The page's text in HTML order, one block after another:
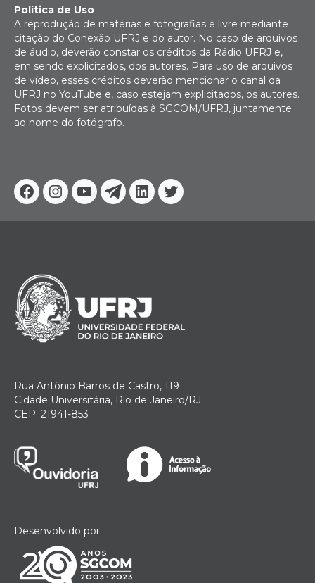
Facebook
Instagram
YoutubeTelegram
Linkedin
Twitter
Política de Uso
A reprodução de matérias e fotografias é livre mediante
citação do Conexão UFRJ e do autor. No caso de arquivos
de áudio, deverão constar os créditos da Rádio UFRJ e,
em sendo explicitados, dos autores. Para uso de arquivos
de vídeo, esses créditos deverão mencionar o canal da
UFRJ no YouTube e, caso estejam explicitados, os autores.
Fotos devem ser atribuídas à SGCOM/UFRJ, juntamente
ao nome do fotógrafo.
Rua Antônio Barros de Castro, 119
Cidade Universitária, Rio de Janeiro/RJ
CEP: 21941-853
Desenvolvido por